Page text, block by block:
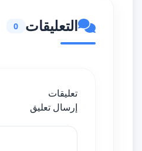
التعليقات 0
تعليقات
إرسال تعليق